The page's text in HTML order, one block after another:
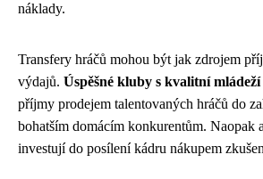
náklady.
Transfery hráčů mohou být jak zdrojem
výdajů. Úspěšné kluby s kvalitní mládeží
příjmy prodejem talentovaných hráčů do
bohatším domácím konkurentům. Naopak
investují do posílení kádru nákupem